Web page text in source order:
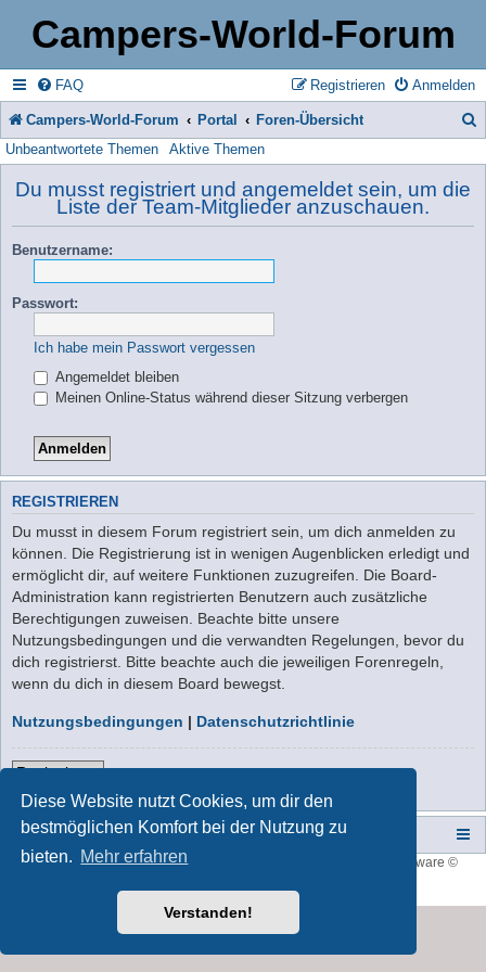
Diese Website nutzt Cookies, um dir den
bestmöglichen Komfort bei der Nutzung zu
bieten. Mehr erfahren
Verstanden!
Campers-World-Forum
FAQ Anmelden
Registrieren
Campers-World-Forum Portal Foren-Übersicht
Unbeantwortete Themen Aktive Themen
Du musst registriert und angemeldet sein, um die
Liste der Team-Mitglieder anzuschauen.
Benutzername:
Passwort:
Ich habe mein Passwort vergessen
Angemeldet bleiben
Meinen Online-Status während dieser Sitzung verbergen
REGISTRIEREN
Du musst in diesem Forum registriert sein, um dich anmelden zu
können. Die Registrierung ist in wenigen Augenblicken erledigt und
ermöglicht dir, auf weitere Funktionen zuzugreifen. Die Board-
Administration kann registrierten Benutzern auch zusätzliche
Berechtigungen zuweisen. Beachte bitte unsere
Nutzungsbedingungen und die verwandten Regelungen, bevor du
dich registrierst. Bitte beachte auch die jeweiligen Forenregeln,
wenn du dich in diesem Board bewegst.
Nutzungsbedingungen | Datenschutzrichtlinie
Registrieren
Campers-World-Forum Portal Foren-Übersicht
Style developer byforum tricolor
® Forum Software ©
Deutsche Übersetzung durch